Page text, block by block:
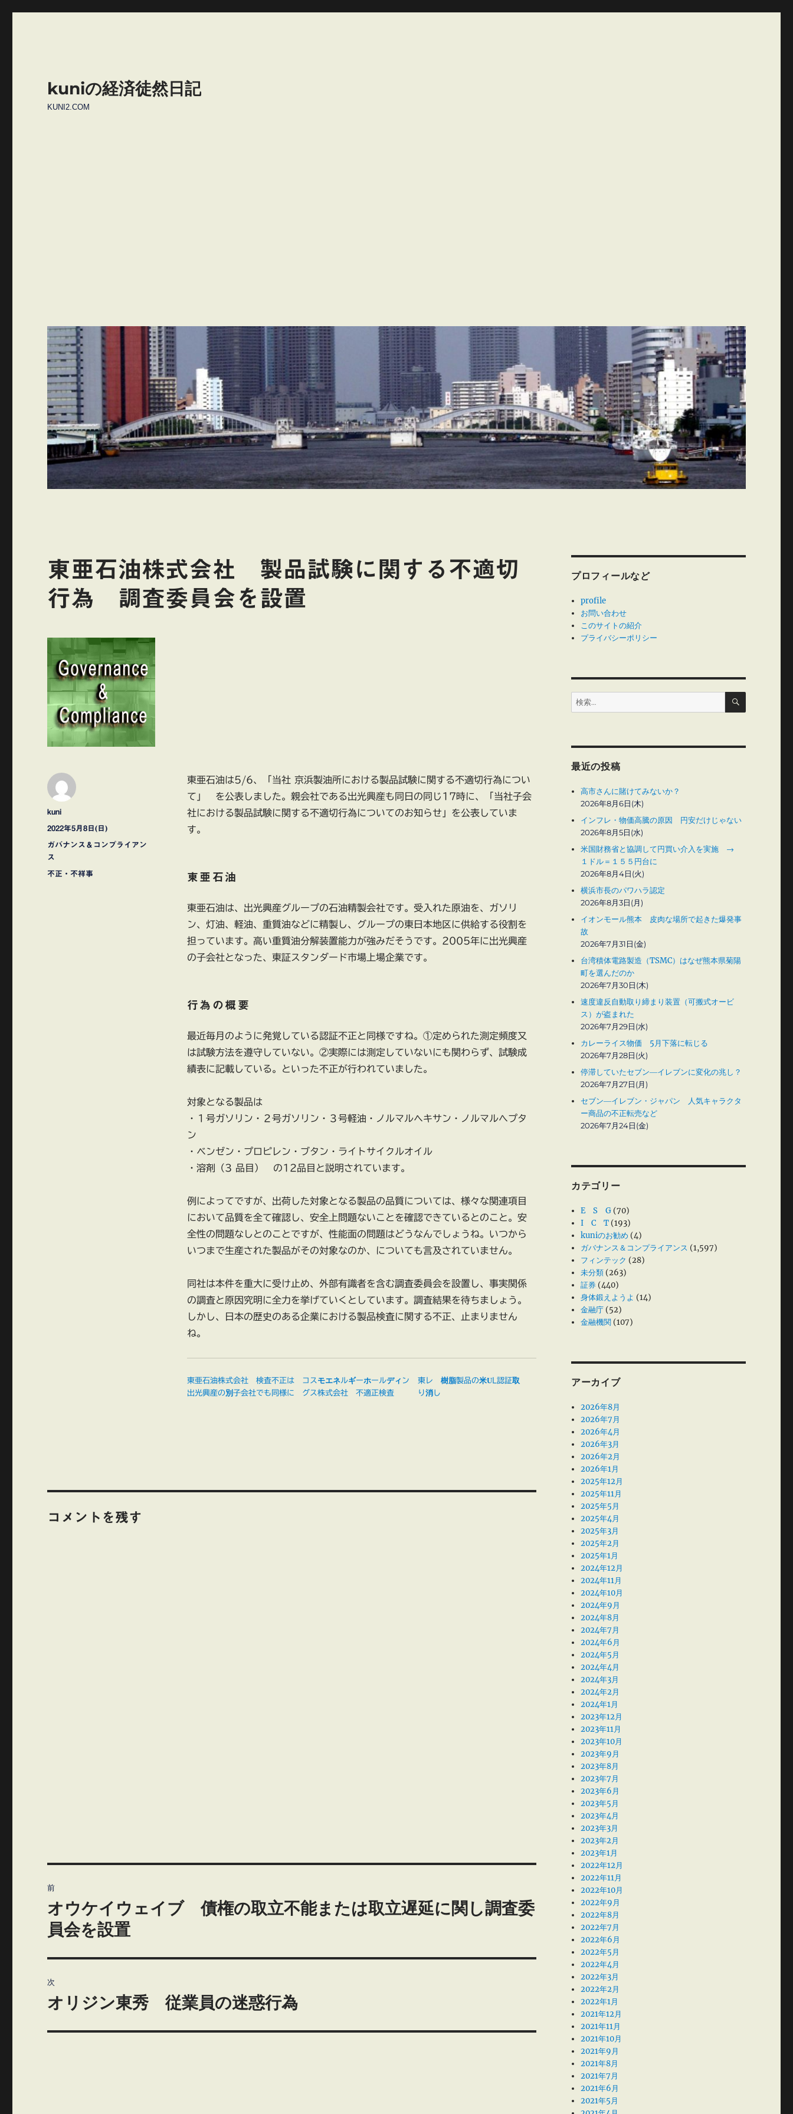
kuniの経済徒然日記
KUNI2.COM
東亜石油株式会社 製品試験に関する不適切
行為 調査委員会を設置
東亜石油は5/6、「当社 京浜製油所における製品試験に関する不適切行為につい
て」 を公表しました。親会社である出光興産も同日の同じ17時に、「当社子会
社における製品試験に関する不適切行為についてのお知らせ」を公表していま
す。
東亜石油
東亜石油は、出光興産グループの石油精製会社です。受入れた原油を、ガソリ
ン、灯油、軽油、重質油などに精製し、グループの東日本地区に供給する役割を
担っています。高い重質油分解装置能力が強みだそうです。2005年に出光興産
の子会社となった、東証スタンダード市場上場企業です。
行為の概要
最近毎月のように発覚している認証不正と同様ですね。①定められた測定頻度又
は試験方法を遵守していない。②実際には測定していないにも関わらず、試験成
績表に記載している。といった不正が行われていました。
対象となる製品は
・１号ガソリン・２号ガソリン・３号軽油・ノルマルヘキサン・ノルマルへプタ
ン
・ベンゼン・プロピレン・ブタン・ライトサイクルオイル
・溶剤（3 品目） の12品目と説明されています。
例によってですが、出荷した対象となる製品の品質については、様々な関連項目
において品質を全て確認し、安全上問題ないことを確認できているとのこと。安
全性の問題なしとのことですが、性能面の問題はどうなんでしょうね。いつから
いつまで生産された製品がその対象なのか、についても言及されていません。
同社は本件を重大に受け止め、外部有識者を含む調査委員会を設置し、事実関係
の調査と原因究明に全力を挙げていくとしています。調査結果を待ちましょう。
しかし、日本の歴史のある企業における製品検査に関する不正、止まりません
ね。
東亜石油株式会社 検査不正は
出光興産の別子会社でも同様に
コスモエネルギーホールディン
グス株式会社 不適正検査
東レ 樹脂製品の米UL認証取
り消し
投
稿
kuni
投
稿
日:
2022年5月8日(日)
カ
テ
ゴ
ガバナンス＆コンプライアン
ス
タ
不正・不祥事
コメントを残す
稿
ナ
ゲ
ー
前
前
の
投
稿:
オウケイウェイブ 債権の取立不能または取立遅延に関し調査委
員会を設置
次
次
投
オリジン東秀 従業員の迷惑行為
プロフィールなど
profile
お問い合わせ
このサイトの紹介
プライバシーポリシー
検
索:
検
最近の投稿
高市さんに賭けてみないか？
2026年8月6日(木)
インフレ・物価高騰の原因 円安だけじゃない
2026年8月5日(水)
米国財務省と協調して円買い介入を実施 →
１ドル＝１５５円台に
2026年8月4日(火)
横浜市長のパワハラ認定
2026年8月3日(月)
イオンモール熊本 皮肉な場所で起きた爆発事
故
2026年7月31日(金)
台湾積体電路製造（TSMC）はなぜ熊本県菊陽
町を選んだのか
2026年7月30日(木)
速度違反自動取り締まり装置（可搬式オービ
ス）が盗まれた
2026年7月29日(水)
カレーライス物価 5月下落に転じる
2026年7月28日(火)
停滞していたセブン―イレブンに変化の兆し？
2026年7月27日(月)
セブン―イレブン・ジャパン 人気キャラクタ
ー商品の不正転売など
2026年7月24日(金)
カテゴリー
E S G (70)
I C T (193)
kuniのお勧め (4)
ガバナンス＆コンプライアンス (1,597)
フィンテック (28)
未分類 (263)
証券 (440)
身体鍛えようよ (14)
金融庁 (52)
金融機関 (107)
アーカイブ
2026年8月
2026年7月
2026年4月
2026年3月
2026年2月
2026年1月
2025年12月
2025年11月
2025年5月
2025年4月
2025年3月
2025年2月
2025年1月
2024年12月
2024年11月
2024年10月
2024年9月
2024年8月
2024年7月
2024年6月
2024年5月
2024年4月
2024年3月
2024年2月
2024年1月
2023年12月
2023年11月
2023年10月
2023年9月
2023年8月
2023年7月
2023年6月
2023年5月
2023年4月
2023年3月
2023年2月
2023年1月
2022年12月
2022年11月
2022年10月
2022年9月
2022年8月
2022年7月
2022年6月
2022年5月
2022年4月
2022年3月
2022年2月
2022年1月
2021年12月
2021年11月
2021年10月
2021年9月
2021年8月
2021年7月
2021年6月
2021年5月